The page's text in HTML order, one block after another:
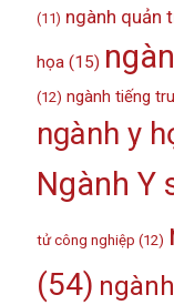
(11) ngành quản
họa(15)
(12) ngành tiếng
ngành y
Ngành Y
tử công nghiệp (12)
(54)